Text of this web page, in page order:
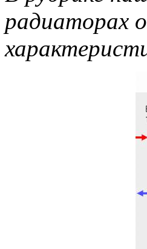
радиаторах